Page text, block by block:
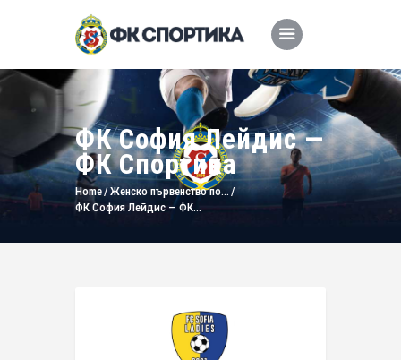
ФК София Лейдис —
ФК Спортика
Home Женско първенство по...
ФК София Лейдис — ФК...